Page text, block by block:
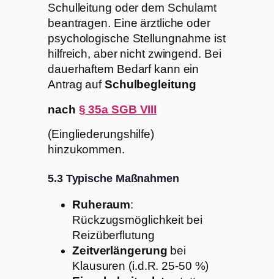
Schulleitung oder dem Schulamt
beantragen. Eine ärztliche oder
psychologische Stellungnahme ist
hilfreich, aber nicht zwingend. Bei
dauerhaftem Bedarf kann ein
Antrag aufSchulbegleitung
nach § 35a SGB VIII
(Eingliederungshilfe)
hinzukommen.
5.3 Typische Maßnahmen
Ruheraum:
Rückzugsmöglichkeit bei
Reizüberflutung
Zeitverlängerung bei
Klausuren (i.d.R. 25-50 %)